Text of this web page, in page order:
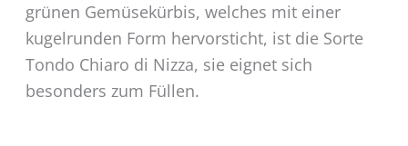
grünen Gemüsekürbis, welches mit einer
kugelrunden Form hervorsticht, ist die Sorte
Tondo Chiaro di Nizza, sie eignet sich
besonders zum Füllen.